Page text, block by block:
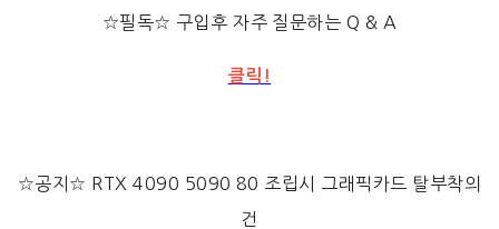
☆필독☆ 구입후 자주 질문하는 Q & A
클릭!
☆공지☆ RTX 4090 5090 80 조립시 그래픽카드 탈부착의
건